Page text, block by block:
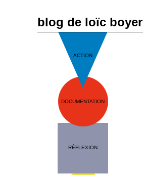
blog de loïc boyer
ACTION
DOCUMENTATION
RÉFLEXION